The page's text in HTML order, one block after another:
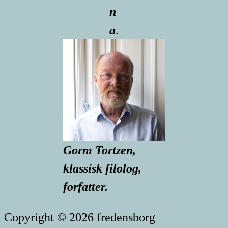
n
a.
Gorm Tortzen,
klassisk filolog,
forfatter.
Copyright © 2026 fredensborg